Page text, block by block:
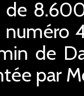
de
numéro
de
par